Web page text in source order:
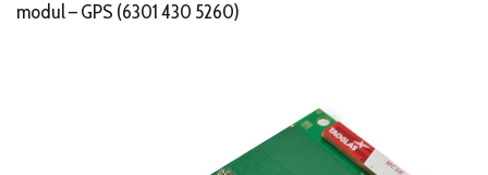
modul – GPS (6301 430 5260)